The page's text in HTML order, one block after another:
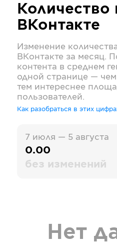
Количество
ВКонтакте
Изменение
ВКонтакте за месяц.
контента в среднем
одной странице —
тем интереснее
пользователей.
Как разобраться в этих
7 июля — 5 августа
0.00
без изменений
Нет